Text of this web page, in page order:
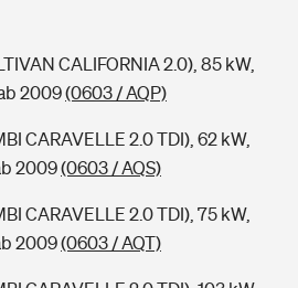
CALIFORNIA 2.0), 85 kW,
2009(0603 / AQP)
CARAVELLE 2.0 TDI), 62 kW,
2009(0603 / AQS)
CARAVELLE 2.0 TDI), 75 kW,
2009(0603 / AQT)